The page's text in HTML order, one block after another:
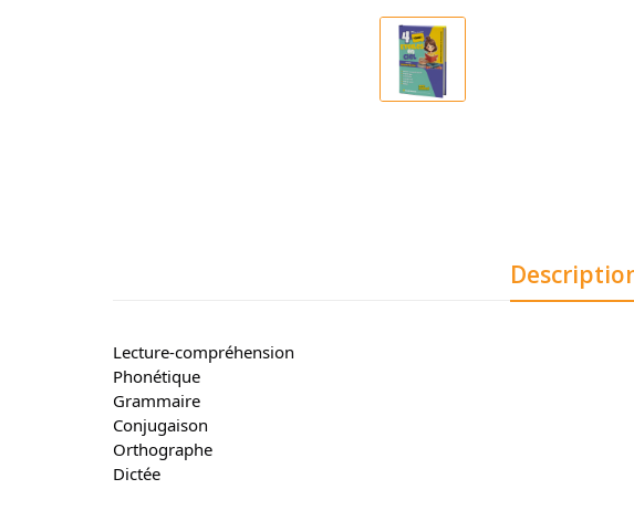
Lecture-compréhension
Phonétique
Grammaire
Conjugaison
Orthographe
Dictée